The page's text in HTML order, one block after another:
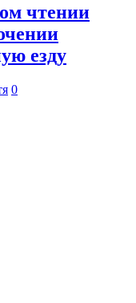
чтении
езду
0